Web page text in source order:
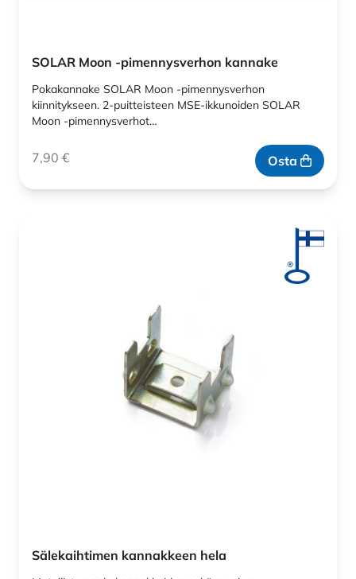
SOLAR Moon -pimennysverhon kannake
Pokakannake SOLAR Moon -pimennysverhon
kiinnitykseen. 2-puitteisteen MSE-ikkunoiden SOLAR
Moon -pimennysverhot…
7,90 € Osta
Sälekaihtimen kannakkeen hela